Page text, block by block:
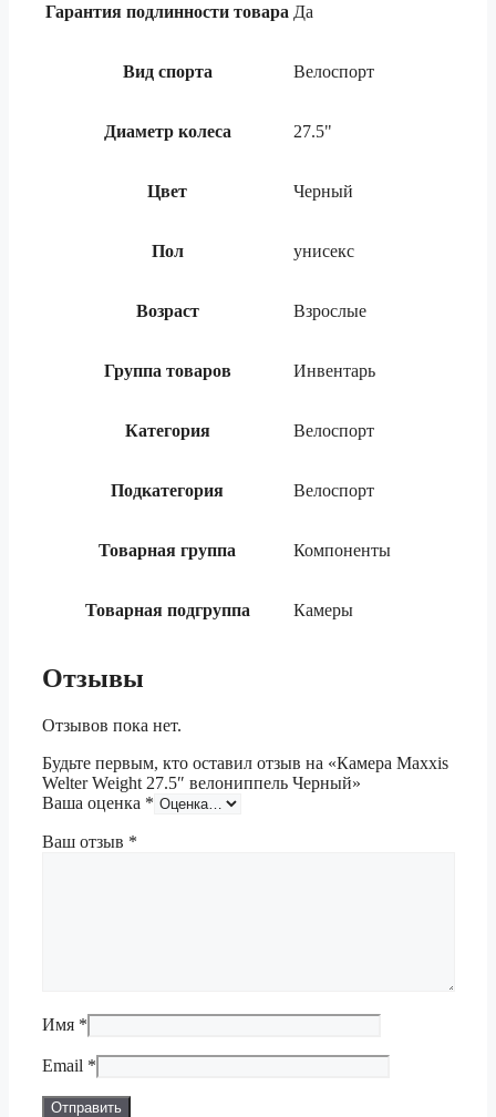
Гарантия подлинности товара Да
Вид спорта Велоспорт
Диаметр колеса 27.5"
Цвет Черный
Пол унисекс
Возраст Взрослые
Группа товаров Инвентарь
Категория Велоспорт
Подкатегория Велоспорт
Товарная группа Компоненты
Товарная подгруппа Камеры
Отзывы
Отзывов пока нет.
Будьте первым, кто оставил отзыв на «Камера Maxxis
Welter Weight 27.5″ велониппель Черный»
Ваша оценка *
Ваш отзыв *
Имя *
Email *